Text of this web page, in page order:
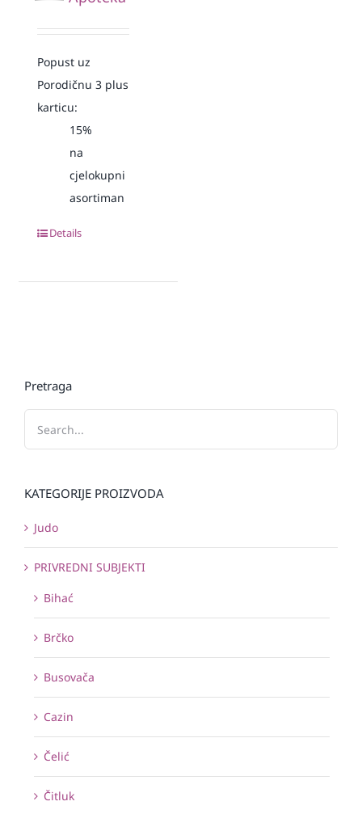
Popust uz
Porodičnu 3 plus
karticu:
15%
na
cjelokupni
asortiman
Details
Pretraga
KATEGORIJE PROIZVODA
Judo
PRIVREDNI SUBJEKTI
Bihać
Brčko
Busovača
Cazin
Čelić
Čitluk